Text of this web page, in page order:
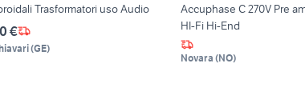
Trasformatori uso Audio
€
(GE)
Accuphase C 270V Pre
HI-Fi Hi-End
Novara (NO)